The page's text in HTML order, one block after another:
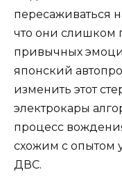
пересаживаться
что они слишком
привычных
японский
изменить этот
электрокары
процесс
схожим с опытом
ДВС.